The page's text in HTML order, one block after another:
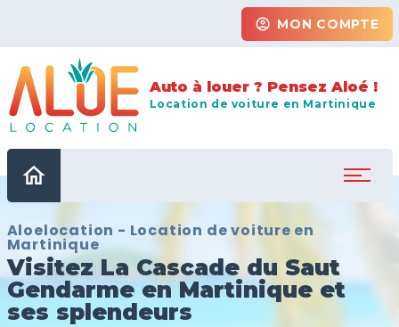
account_circle MON COMPTE
Auto à louer ? Pensez Aloé !
Location de voiture en Martinique
home
Aloelocation - Location de voiture en
Martinique
Visitez La Cascade du Saut
Gendarme en Martinique et
ses splendeurs